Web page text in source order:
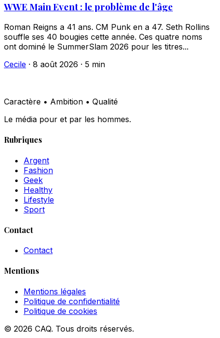
WWE Main Event : le problème de l'âge
Roman Reigns a 41 ans. CM Punk en a 47. Seth Rollins
souffle ses 40 bougies cette année. Ces quatre noms
ont dominé le SummerSlam 2026 pour les titres...
Cecile · 8 août 2026 · 5 min
Caractère • Ambition • Qualité
Le média pour et par les hommes.
Rubriques
Argent
Fashion
Geek
Healthy
Lifestyle
Sport
Contact
Contact
Mentions
Mentions légales
Politique de confidentialité
Politique de cookies
© 2026 CAQ. Tous droits réservés.